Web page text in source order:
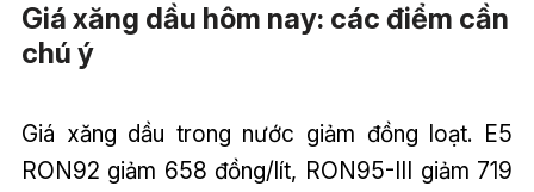
Giá xăng dầu hôm nay: các điểm cần
chú ý
Giá xăng dầu trong nước giảm đồng loạt. E5
RON92 giảm 658 đồng/lít, RON95-III giảm 719